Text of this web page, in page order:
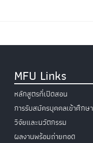
MFU Links
หลักสูตรที่เปิดสอน
การรับสมัครบุคคลเข้าศึกษา
วิจัยและนวัตกรรม
ผลงานพร้อมถ่ายทอด